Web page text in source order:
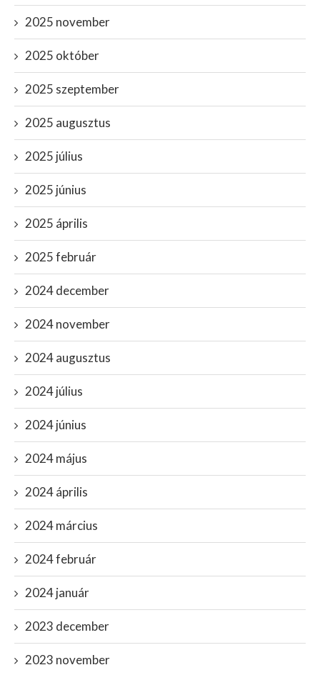
2025 november
2025 október
2025 szeptember
2025 augusztus
2025 július
2025 június
2025 április
2025 február
2024 december
2024 november
2024 augusztus
2024 július
2024 június
2024 május
2024 április
2024 március
2024 február
2024 január
2023 december
2023 november